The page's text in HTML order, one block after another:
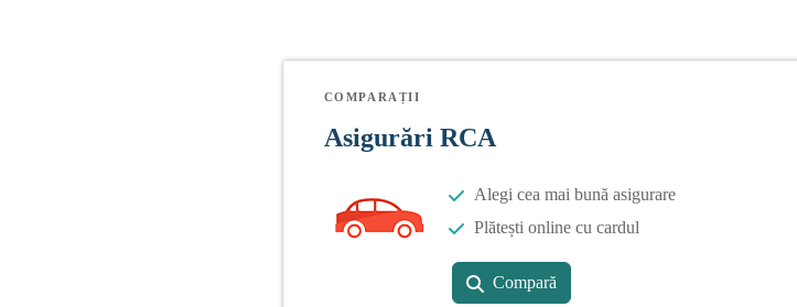
COMPARAȚII
Asigurări RCA
Alegi cea mai bună asigurare
Plătești online cu cardul
Compară